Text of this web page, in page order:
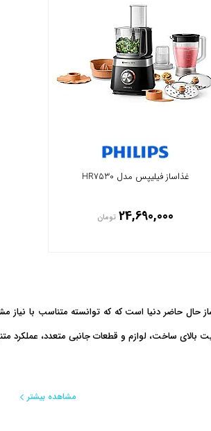
غذاساز فیلیپس مدل HR7530
24,690,000 تومان
حال حاضر دنیا است که که توانسته متناسب با
بالای ساخت، لوازم و قطعات جانبی متعدد، عملکرد
مشاهده بیشتر